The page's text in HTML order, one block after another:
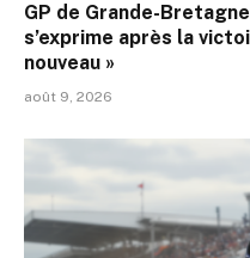
GP de Grande-
s’exprime après la
nouveau »
août 9, 2026